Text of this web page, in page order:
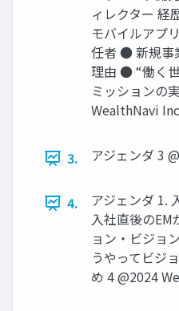
ィレクター
モバイルアプ
任者 ● 新規事
理由 ● “働く
ミッションの
WealthNavi
3. アジェンダ 3
4.
アジェンダ 1.
入社直後のEM
ョン・ビジョ
うやってビジ
め 4 @2024